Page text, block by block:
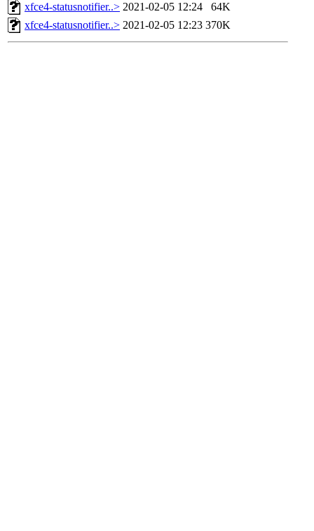
xfce4-statusnotifier..> 2021-02-05 12:24
64K
xfce4-statusnotifier..> 2021-02-05 12:23 370K